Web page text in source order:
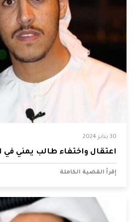
30 يناير 2024
اعتقال واختفاء طالب يمني في
إقرأ القضية الكاملة